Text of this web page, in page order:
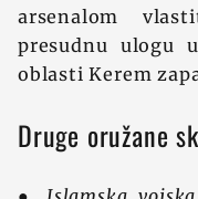
arsenalom
presudnu ulogu
oblasti Kerem
Druge oružane